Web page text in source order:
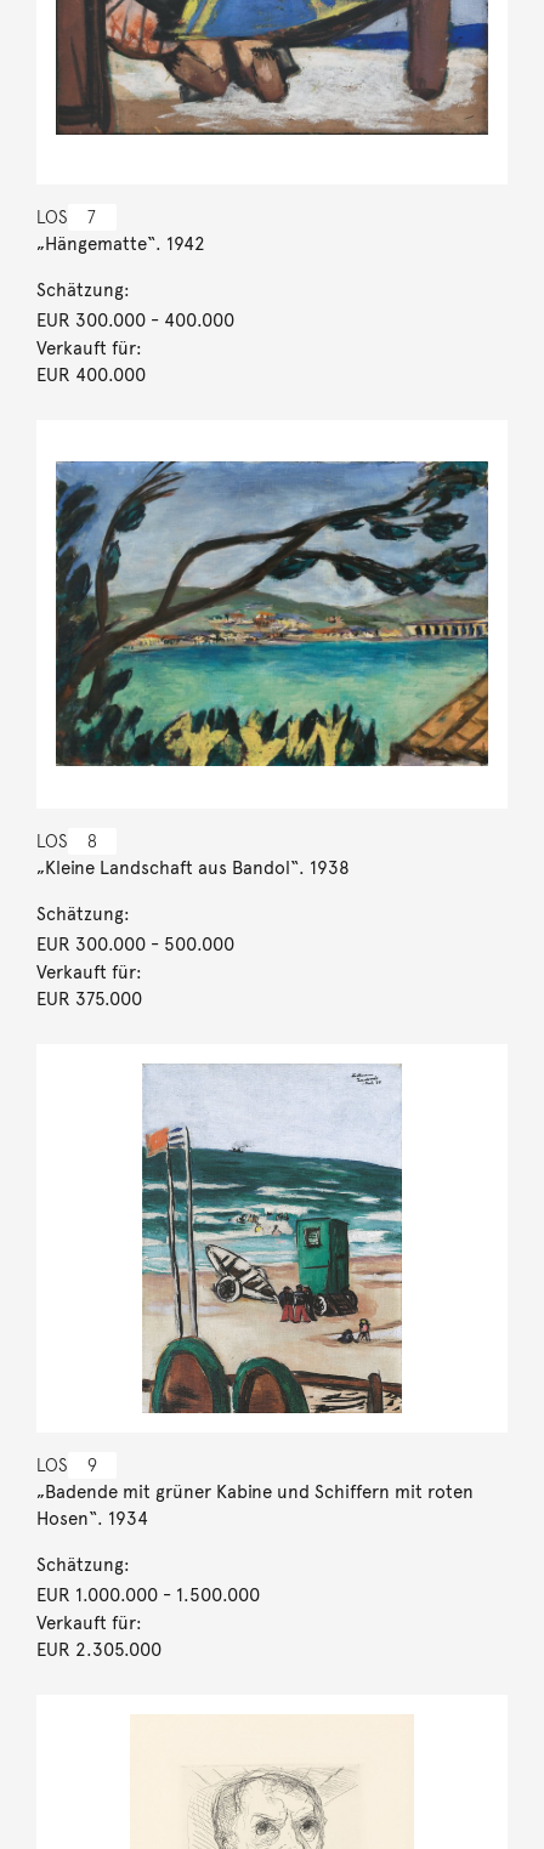
LOS 7
„Hängematte“. 1942
Schätzung:
EUR 300.000- 400.000
Verkauft für:
EUR 400.000
LOS 8
„Kleine Landschaft aus Bandol“. 1938
Schätzung:
EUR 300.000- 500.000
Verkauft für:
EUR 375.000
LOS 9
„Badende mit grüner Kabine und Schiffern mit roten
Hosen“. 1934
Schätzung:
EUR 1.000.000- 1.500.000
Verkauft für:
EUR 2.305.000